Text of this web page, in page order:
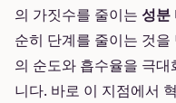
의 가짓수를 줄이는 성분
순히 단계를 줄이는 것
의 순도와 흡수율을 극
니다. 바로 이 지점에서